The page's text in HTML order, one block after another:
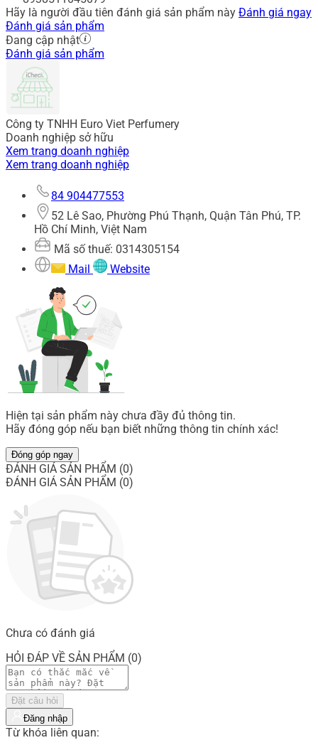
Hãy là người đầu tiên đánh giá sản phẩm này Đánh giá ngay
Đánh giá sản phẩm
Đang cập nhật
Đánh giá sản phẩm
Công ty TNHH Euro Viet Perfumery
Doanh nghiệp sở hữu
Xem trang doanh nghiệp
Xem trang doanh nghiệp
84 904477553
52 Lê Sao, Phường Phú Thạnh, Quận Tân Phú, TP.
Hồ Chí Minh, Việt Nam
Mã số thuế: 0314305154
Mail
Website
Hiện tại sản phẩm này chưa đầy đủ thông tin.
Hãy đóng góp nếu bạn biết những thông tin chính xác!
Đóng góp ngay
ĐÁNH GIÁ SẢN PHẨM (0)
ĐÁNH GIÁ SẢN PHẨM (0)
Chưa có đánh giá
HỎI ĐÁP VỀ SẢN PHẨM (0)
Đặt câu hỏi
Đăng nhập
Từ khóa liên quan: